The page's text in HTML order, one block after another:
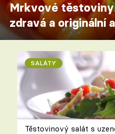
Mrkvové těstoviny
zdravá a originální
SALÁTY
Těstovinový salát s